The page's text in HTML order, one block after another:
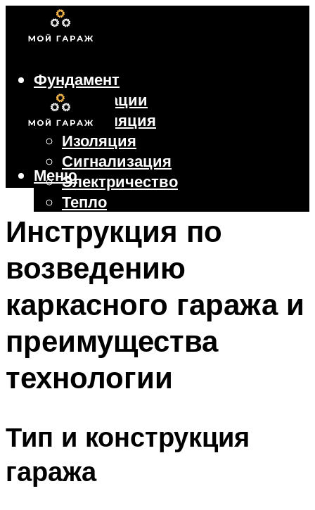
Фундамент
Коммуникации
Вентиляция
Изоляция
Сигнализация
Электричество
Тепло
Крыша
Ворота
Меню
Инструкция по
возведению
каркасного гаража и
преимущества
технологии
Тип и конструкция
гаража